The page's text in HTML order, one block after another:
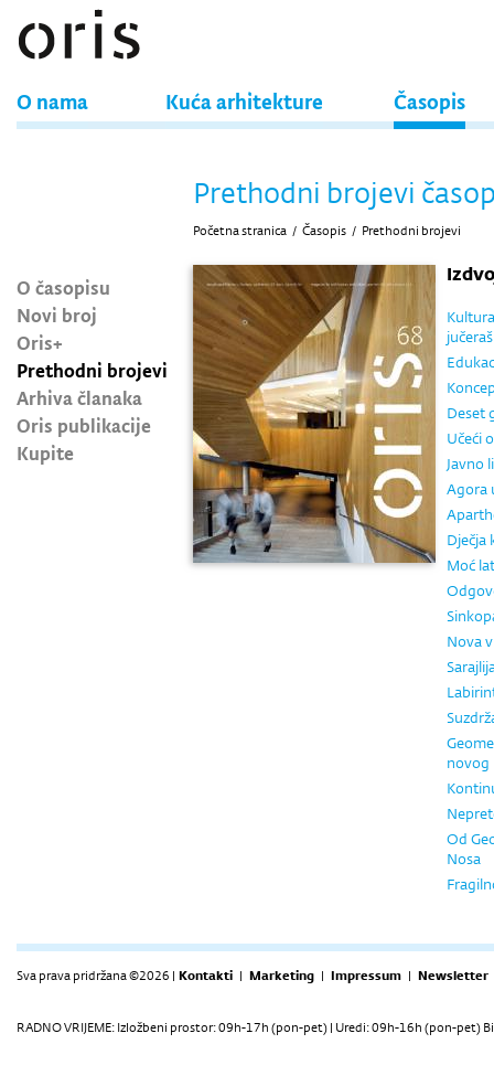
O nama Kuća arhitekture Časopis
O časopisu
Novi broj
Oris+
Prethodni brojevi
Arhiva članaka
Oris publikacije
Kupite
Prethodni brojevi
Početna stranica / Časopis / Prethodni brojevi
Deset
Učeći
Javno
Agora
Dječja
Moć
Nova
novog
Od
Nosa
Sva prava pridržana ©2026 | Kontakti | Marketing | Impressum | Newsletter
RADNO VRIJEME: Izložbeni prostor: 09h-17h (pon-pet) | Uredi: 09h-16h (pon-pet)